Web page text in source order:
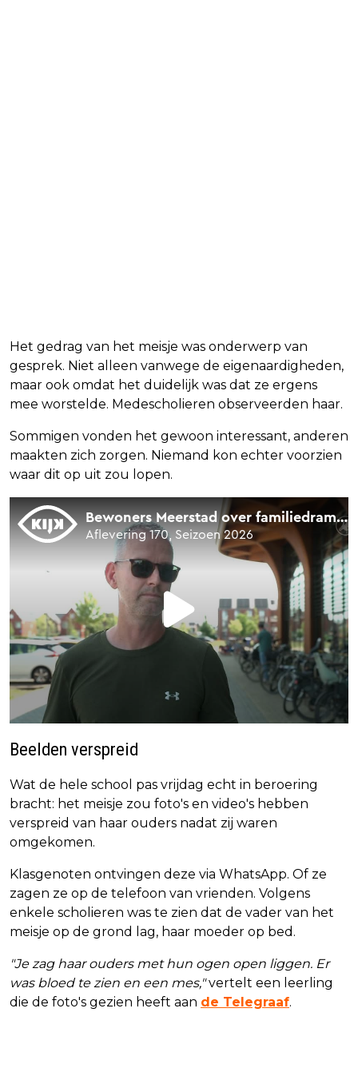
Het gedrag van het meisje was onderwerp van
gesprek. Niet alleen vanwege de eigenaardigheden,
maar ook omdat het duidelijk was dat ze ergens
mee worstelde. Medescholieren observeerden haar.
Sommigen vonden het gewoon interessant, anderen
maakten zich zorgen. Niemand kon echter voorzien
waar dit op uit zou lopen.
Beelden verspreid
Wat de hele school pas vrijdag echt in beroering
bracht: het meisje zou foto's en video's hebben
verspreid van haar ouders nadat zij waren
omgekomen.
Klasgenoten ontvingen deze via WhatsApp. Of ze
zagen ze op de telefoon van vrienden. Volgens
enkele scholieren was te zien dat de vader van het
meisje op de grond lag, haar moeder op bed.
"Je zag haar ouders met hun ogen open liggen. Er
was bloed te zien en een mes,"vertelt een leerling
die de foto's gezien heeft aan de Telegraaf.